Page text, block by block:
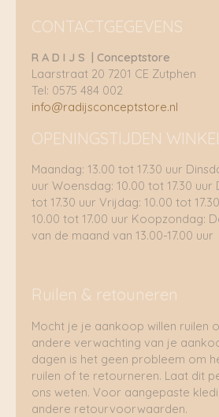
CONTACTGEGEVENS
R A D I J S | Conceptstore
Laarstraat 20 7201 CE Zutphen
Tel: 0575 484 002
info@radijsconceptstore.nl
OPENINGSTIJDEN WINKEL
Maandag: 13.00 tot 17.30 uur
uur Woensdag: 10.00 tot 17.30
tot 17.30 uur Vrijdag: 10.00 tot
10.00 tot 17.00 uur Koopzondag:
van de maand van 13.00-17.00 uur
Ruilen & retouneren
Mocht je je aankoop willen ruilen
andere verwachting van je
dagen is het geen probleem om
ruilen of te retourneren. Laat dit
ons weten. Voor aangepaste
andere retourvoorwaarden.